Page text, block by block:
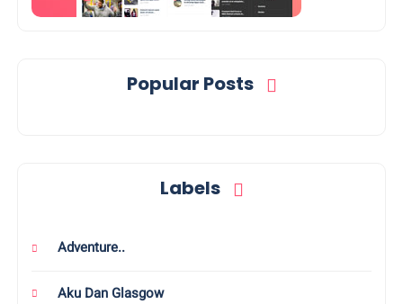
Popular Posts
Labels
Adventure..
Aku Dan Glasgow